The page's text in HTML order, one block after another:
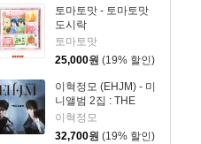
토마토맛 - 토마토맛
도시락
토마토맛
25,000원 (19% 할인)
이혁정모 (EHJM) - 미
니앨범 2집 : THE
MEN
이혁정모
32,700원 (19% 할인)